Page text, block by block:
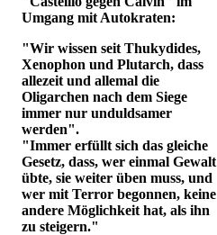
Umgang mit Autokraten:
"Wir wissen seit Thukydides,
Xenophon und Plutarch, dass
allezeit und allemal die
Oligarchen nach dem Siege
immer nur unduldsamer
werden".
"Immer erfüllt sich das gleiche
Gesetz, dass, wer einmal Gewalt
übte, sie weiter üben muss, und
wer mit Terror begonnen, keine
andere Möglichkeit hat, als ihn
zu steigern."